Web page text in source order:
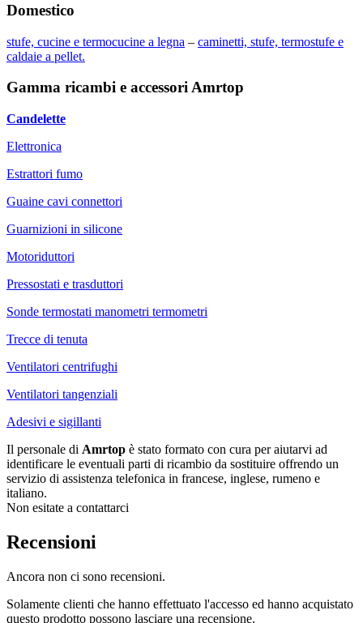
Domestico
stufe, cucine e termocucine a legna – caminetti, stufe, termostufe e
caldaie a pellet.
Gamma ricambi e accessori Amrtop
Candelette
Elettronica
Estrattori fumo
Guaine cavi connettori
Guarnizioni in silicone
Motoriduttori
Pressostati e trasduttori
Sonde termostati manometri termometri
Trecce di tenuta
Ventilatori centrifughi
Ventilatori tangenziali
Adesivi e sigillanti
Il personale di Amrtop è stato formato con cura per aiutarvi ad
identificare le eventuali parti di ricambio da sostituire offrendo un
servizio di assistenza telefonica in francese, inglese, rumeno e
italiano.
Non esitate a contattarci
Recensioni
Ancora non ci sono recensioni.
Solamente clienti che hanno effettuato l'accesso ed hanno acquistato
questo prodotto possono lasciare una recensione.